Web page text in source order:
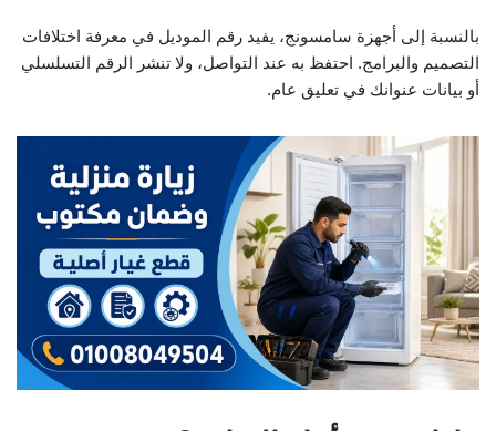
بالنسبة إلى أجهزة سامسونج، يفيد رقم الموديل في معرفة اختلافات
التصميم والبرامج. احتفظ به عند التواصل، ولا تنشر الرقم التسلسلي
أو بيانات عنوانك في تعليق عام.